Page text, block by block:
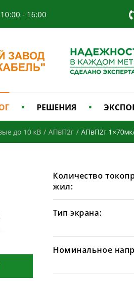
- 16:00
РЕШЕНИЯ
до 10 кВ / АПвП2г / АПвП2г
Количество
жил:
Тип экрана:
Номинальное